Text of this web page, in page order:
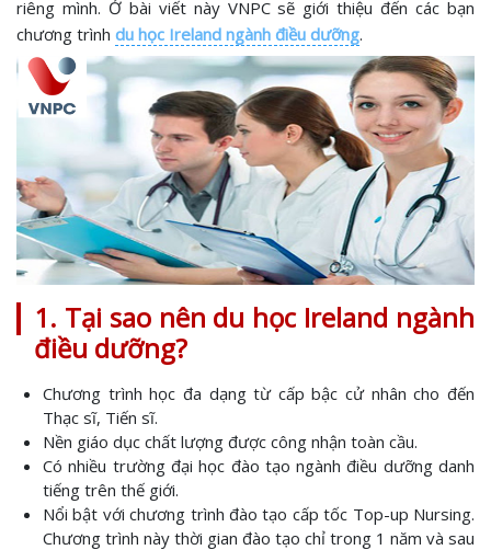
riêng mình. Ở bài viết này VNPC sẽ giới thiệu đến các bạn
chương trình du học Ireland ngành điều dưỡng.
1. Tại sao nên du học Ireland ngành
điều dưỡng?
Chương trình học đa dạng từ cấp bậc cử nhân cho đến
Thạc sĩ, Tiến sĩ.
Nền giáo dục chất lượng được công nhận toàn cầu.
Có nhiều trường đại học đào tạo ngành điều dưỡng danh
tiếng trên thế giới.
Nổi bật với chương trình đào tạo cấp tốc Top-up Nursing.
Chương trình này thời gian đào tạo chỉ trong 1 năm và sau